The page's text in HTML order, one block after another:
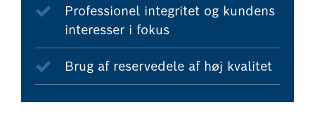
Professionel integritet og kundens
interesser i fokus
Brug af reservedele af høj kvalitet